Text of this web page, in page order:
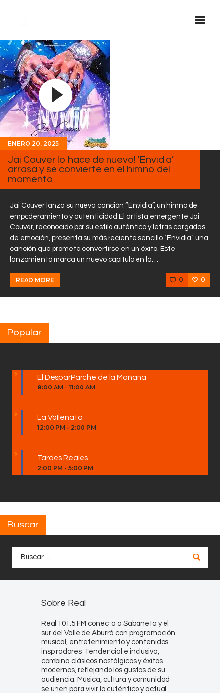
Inicio Real FM
Streaming
En Vivo
Descarga La APP
Programas
Noticias
Equipo
Sobre Nosotros
ENERO 20, 2025
Jai Couver lo hace de nuevo! ‘Envidia’
arrasa y se convierte en el himno del
momento
Jai Couver lanza su nueva canción “Envidia”, un himno de
empoderamiento y autenticidad El artista emergente Jai
Couver, reconocido por su estilo auténtico y letras cargadas
de emoción, presenta su más reciente sencillo “Envidia”, una
canción que promete convertirse en un éxito. Este
lanzamiento marca un nuevo capítulo en la…
READ MORE 0 0
Popular
El DesparParche de la Mañana
8:00 AM - 11:00 AM
La Vallenata
12:00 PM - 2:00 PM
Tardes Reales
2:00 PM - 5:00 PM
Buscar
Sobre Real
Real 101.5 FM conecta a Sabaneta y el
sur del Valle de Aburrá con programación
musical, entretenimiento y contenidos
inspiradores. Tendencial e inclusiva,
combina clásicos nostálgicos y éxitos
modernos, reflejando los gustos de su
audiencia. Música, cultura y comunidad
se unen para vivir lo auténtico y actual.